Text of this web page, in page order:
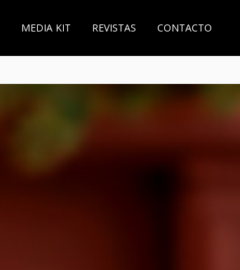
MEDIA KIT REVISTAS CONTACTO